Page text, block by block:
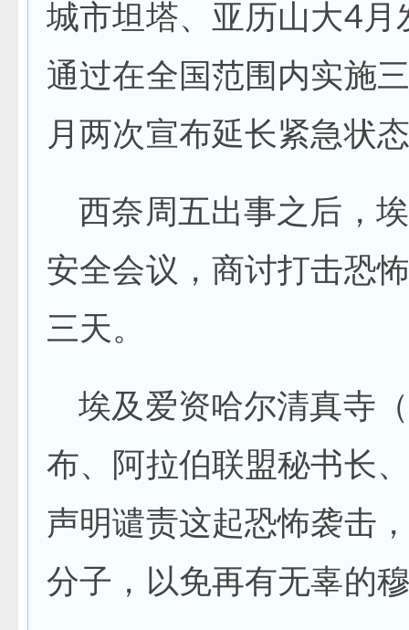
城市坦塔、亚历山大4
通过在全国范围内实施
月两次宣布延长紧急状
西奈周五出事之后，
安全会议，商讨打击恐
三天。
埃及爱资哈尔清真寺
布、阿拉伯联盟秘书长
声明谴责这起恐怖袭击
分子，以免再有无辜的